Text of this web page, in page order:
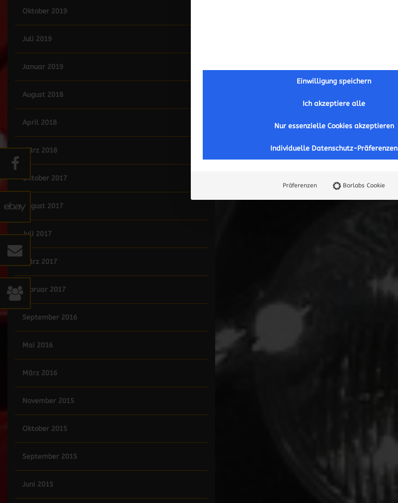
Oktober 2019
Juli 2019
Januar 2019
August 2018
April 2018
März 2018
Oktober 2017
August 2017
Juli 2017
März 2017
Februar 2017
September 2016
Mai 2016
März 2016
November 2015
Oktober 2015
September 2015
Juni 2015
Einwilligung speichern
Ich akzeptiere alle
Nur essenzielle Cookies akzeptieren
Individuelle Datenschutz-Präferenzen
Präferenzen Borlabs Cookie